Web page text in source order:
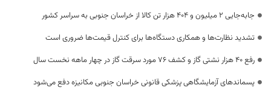
جابه‌جایی 2 میلیون و 404 هزار تن کالا از خراسان جنوبی به سراسر کشور
تشدید نظارت‌ها و همکاری دستگاه‌ها برای کنترل قیمت‌ها ضروری است
رفع 40 هزار نشتی گاز و کشف 76 مورد سرقت گاز در چهار ماهه نخست سال
پسماندهای آزمایشگاهی پزشکی قانونی خراسان جنوبی مکانیزه دفع می‌شود